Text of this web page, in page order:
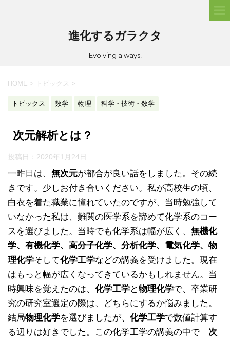
進化するガラクタ
Evolving always!
HOME > トピックス >
トピックス 数学 物理 科学・技術・数学
次元解析とは？
投稿日： 2020年1月24日
一昨日は、 無次元が都合が良い話をしました。その続
きです。少しお付き合いください。私が高校生の頃、
白衣を着た職業に憧れていたのですが、当時勉強して
いなかった私は、難関の医学系を諦めて化学系のコー
スを選びました。当時でも化学系は幅が広く、 無機化
学、有機化学、高分子化学、分析化学、電気化学、物
理化学そして化学工学などの講義を受けました。現在
はもっと幅が広くなってきているかもしれません。当
時興味を覚えたのは、 化学工学と物理化学で、卒業研
究の研究室選定の際は、どちらにするか悩みました。
結局物理化学を選びましたが、 化学工学で数値計算す
る辺りは好きでした。この化学工学の講義の中で「 次